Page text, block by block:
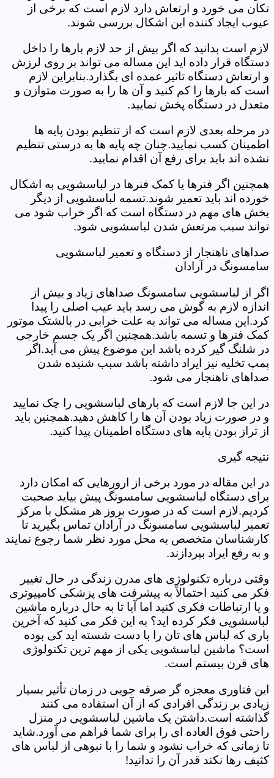
تکان می خورد و ارتعاش دارد لازم است که برخی از
عیوب ایجاد کننده این اشکال بررسی شوند.
لازم است بدانید که اگر بیش از حد لازم بارها را داخل
دستگاه قرار داده اید این مساله می تواند بر روی لرزش
و ارتعاش دستگاه تاثیر عمده ای بگذارد.بنابراین لازم
است که بارها را کم کنید و آن ها را به صورت متوازن و
متعدل در دستگاه پخش نمایید.
در مرحله بعدی لازم است که از تنظیم بودن پایه ها
اطمینان کسب نمایید.چنان چه پایه ها به درستی تنظیم
نشده اند باید برای رفع آن اقدام نمایید.
همچنین اگر فنرها یا کمک فنرها در لباسشویی به اشکال
خورده اند باید تعمیر شوند.تسمه لباسشویی از دیگر
بخش های مهم در دستگاه است که اگر خراب شود می
تواند سبب مرتعش شدن لباسشویی شود.
صداهای ناهنجار از دستگاه و تعمیر لباسشویی
سامسونگ در آرادان
اگر از لباسشویی سامسونگ صداهای زیاد و بیش از
اندازه لازم به گوش می رسد باید عیب اصلی را پیدا
کرد.این مساله می تواند به علت خرابی در بالشتک موتور
کمک فنرها و تسمه باشد.همچنین اگر یک جسم خارجی
در شلنگ گیر کرده باشد این موضوع پیش می آید.اگر
پمپ تخلیه نیز ایراد داشته باشد سبب شنیده شدن
صداهای ناهنجار می شود.
در این جا لازم است که بارهای لباسشویی را چک نمایید
و در صورت زیاد بودن آن ها را کاهش دهید.همچنین باید
از تراز بودن پایه های دستگاه اطمینان پیدا کنید.
نتیجه گیری
در این مقاله در مورد برخی از ارورهایی که امکان دارد
برای دستگاه لباسشویی سامسونگ پیش بیاید صحبت
کردیم.لازم است که در صورت بروز هر مشکل با مرکز
تعمیر لباسشویی سامسونگ در آرادان تماس بگیرید تا
کارشناسان متخصص به محل مورد نظر شما رجوع نمایند
و به رفع ایراد بپردازند.
وقتی درباره تکنولوژی های مدرن زندگی در حال تغییر
فکر می کنید احتمالاً به پیشرفت های پزشکی کامپیوتری
و یا ارتباطات فکری کنید اما آیا تا به حال درباره ماشین
لباسشویی فکر کرده اید؟ به این فکر می کنید که آخرین
باری که لباس های تان را با دست شسته اید کی بوده
است؟ ماشین لباسشویی یکی از مهم ترین تکنولوژی
های قرن بیستم است.
این فناوری معجزه گر صرفه جویی در زمان تأثیر بسیار
زیادی بر زندگی افرادی که از آن استفاده می کنند
گذاشته است.داشتن یک ماشین لباسشویی در منزل
راحتی فوق العاده ای را برای شما فراهم می آورد.شاید
تا زمانی که خراب نشود و شما را با نبوهی از لباس های
کثیف رها نکند قدر آن را ندانید!